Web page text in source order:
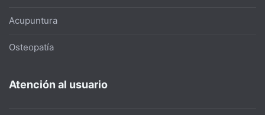
Acupuntura
Osteopatía
Atención al usuario